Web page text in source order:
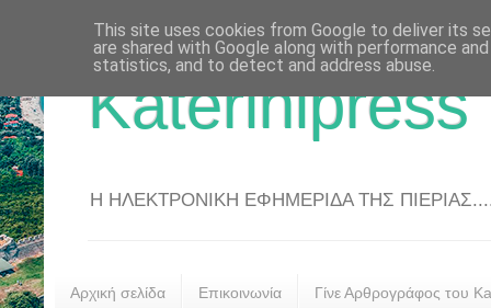
Katerinipress
Η ΗΛΕΚΤΡΟΝΙΚΗ ΕΦΗΜΕΡΙΔΑ ΤΗΣ
Αρχική σελίδα Επικοινωνία Γίνε Αρθρογράφος του
This site uses cookies from Google to deliver its
are shared with Google along with performance
statistics, and to detect and address abuse.